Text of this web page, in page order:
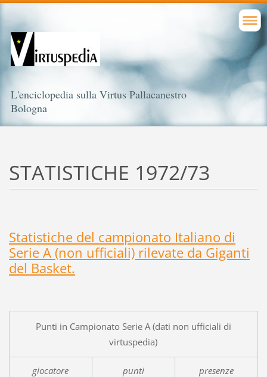
L'enciclopedia sulla Virtus Pallacanestro
Bologna
STATISTICHE 1972/73
Statistiche del campionato Italiano di
Serie A (non ufficiali) rilevate da Giganti
del Basket.
Punti in Campionato Serie A (dati non ufficiali di
virtuspedia)
giocatore punti presenze